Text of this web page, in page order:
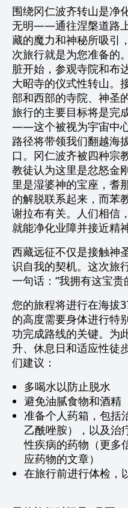
围绕冈仁波齐转山是净
无明——通往涅槃道路
藏的魔力和神秘所吸引
次旅行就是为您准备
脏开始，参观寺院和布
大昭寺的仪式性转山。
部和西部的寺院、神圣
旅行的主要目标将是完
——这个被视为宇宙中心
路径将带领我们翻越海
口。冈仁波齐被四种宗
教徒认为这里是忿怒金
里是湿婆神的宝座，耆
的解脱联系起来，而苯
谢拉布有关。人们相信
就能净化业障并接近精
西藏远征不仅是接触神
识自我的契机。这次旅
一句话：“我拥有这宝
您的旅程将进行在海拔
的高度需要身体进行特
功完成路线的关键。为
升、休息日和适应性徒
们建议：
多喝水以防止脱水
避免油腻食物和酒精
准备个人药箱，包括
乙酰唑胺），以及治
性疾病的药物（更多
应药物的文章）
在旅行前进行体检，